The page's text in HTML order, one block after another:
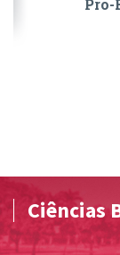
Pró-
Ciências